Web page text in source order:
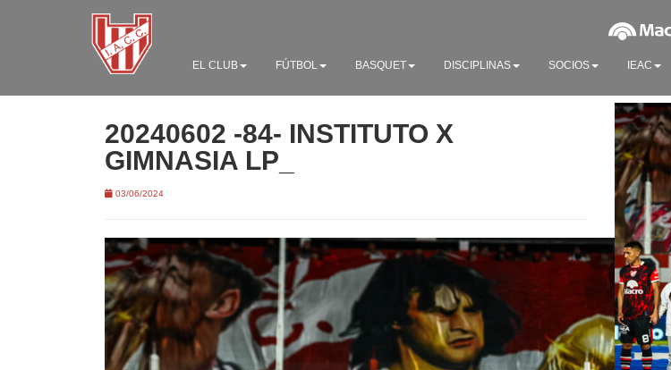
EL CLUB FÚTBOL BASQUET DISCIPLINAS SOCIOS IEAC
20240602 -84- INSTITUTO X
GIMNASIA LP_
03/06/2024